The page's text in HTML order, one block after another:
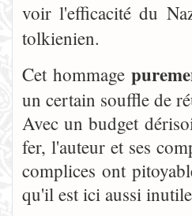
voir l'efficacité du
tolkienien.
Cet hommage
un certain souffle de
Avec un budget
fer, l'auteur et ses
complices ont
qu'il est ici aussi